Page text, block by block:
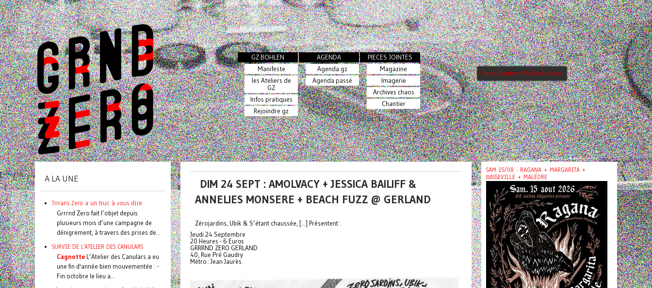
GZ BOHLEN
Manifeste
les Ateliers de
GZ
Infos pratiques
Rejoindre gz
AGENDA
Agenda gz
Agenda passé
PIECES JOINTES
Magazine
Imagerie
Archives chaos
Chantier
Nous Soutenir Via HelloAsso
DIM 24 SEPT : AMOLVACY + JESSICA BAILIFF &
ANNELIES MONSERE + BEACH FUZZ @ GERLAND
Zérojardins, Ubik & S’étant chaussée, [...] Présentent :
Jeudi 24 Septembre
20 Heures - 6 Euros
GRRRND ZERO GERLAND
40, Rue Pré Gaudry
Métro : Jean Jaurès
A LA UNE
Trrrans Zero a un truc à vous dire
Grrrnd Zero fait l’objet depuis
plusieurs mois d’une campagne de
dénigrement, à travers des prises de...
SURVIE DE L'ATELIER DES CANULARS
Cagnotte L’Atelier des Canulars a eu
une fin d'année bien mouvementée : -
Fin octobre le lieu a...
SAM 15/08 : RAGANA + MARGARITA +
BASSEVILLE + MALÉORE